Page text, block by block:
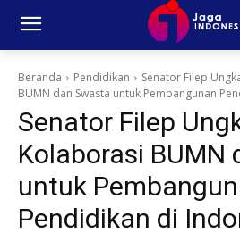
Beranda Pendidikan
Senator Filep
BUMN dan Swasta untuk Pembangunan
Senator Filep
Kolaborasi BUMN
untuk
Pendidikan di